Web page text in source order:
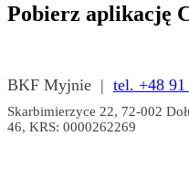
Pobierz aplikację
BKF Myjnie | tel. +48 91
Skarbimierzyce 22, 72-002
46, KRS: 0000262269